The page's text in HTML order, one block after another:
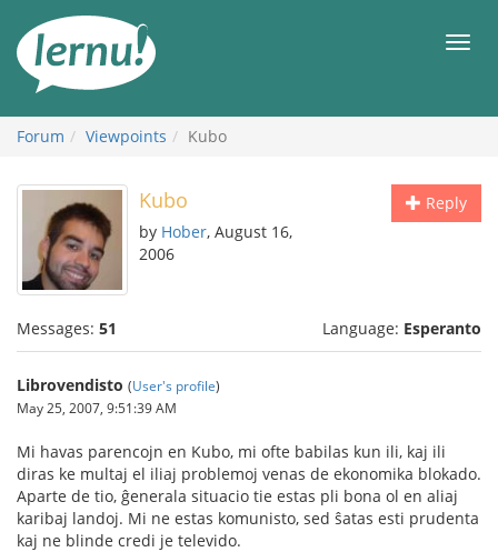
the
content
Forum Viewpoints Kubo
Reply
Kubo
by Hober, August 16,
2006
Messages: 51 Language: Esperanto
Librovendisto (User's profile)
May 25, 2007, 9:51:39 AM
Mi havas parencojn en Kubo, mi ofte babilas kun ili, kaj ili
diras ke multaj el iliaj problemoj venas de ekonomika blokado.
Aparte de tio, ĝenerala situacio tie estas pli bona ol en aliaj
karibaj landoj. Mi ne estas komunisto, sed ŝatas esti prudenta
kaj ne blinde credi je televido.